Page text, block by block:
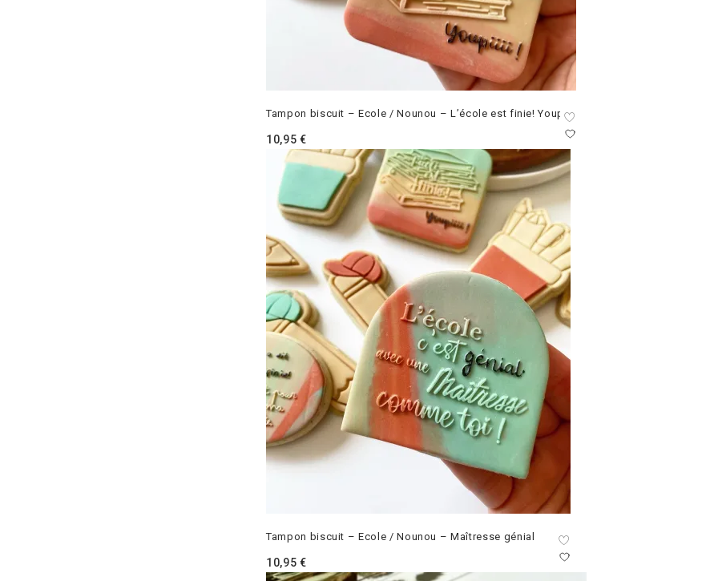
Tampon biscuit – Ecole / Nounou – L’école est finie! Youpiii!
10,95 €
Tampon biscuit – Ecole / Nounou – Maîtresse génial
10,95 €